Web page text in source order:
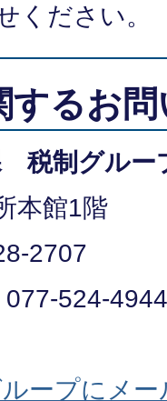
ください。
するお
税制グルー
本館1階
2707
524-4944
ープにメー